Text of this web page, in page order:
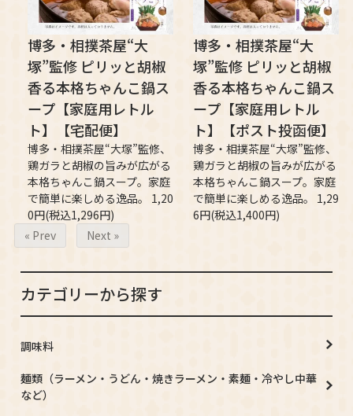
博多・相撲茶屋“大
塚”監修 ピリッと胡椒
香る本格ちゃんこ鍋ス
ープ【家庭用レトル
ト】【宅配便】
博多・相撲茶屋“大塚”監修、
鶏ガラと胡椒の旨みが広がる
本格ちゃんこ鍋スープ。家庭
で簡単に楽しめる逸品。 1,20
0円(税込1,296円)
博多・相撲茶屋“大
塚”監修 ピリッと胡椒
香る本格ちゃんこ鍋ス
ープ【家庭用レトル
ト】【ポスト投函便】
博多・相撲茶屋“大塚”監修、
鶏ガラと胡椒の旨みが広がる
本格ちゃんこ鍋スープ。家庭
で簡単に楽しめる逸品。 1,29
6円(税込1,400円)
« Prev
Next »
カテゴリーから探す
調味料
麺類（ラーメン・うどん・焼きラーメン・素麺・冷やし中華
など）